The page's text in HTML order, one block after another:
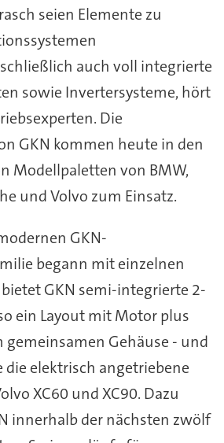
seien Elemente zu
auch voll integrierte
sowie Invertersysteme, hört
Die
GKN kommen heute in den
Modellpaletten von BMW,
und Volvo zum Einsatz.
GKN-
begann mit einzelnen
GKN semi-integrierte 2-
ein Layout mit Motor plus
gemeinsamen Gehäuse - und
die elektrisch angetriebene
XC60 und XC90. Dazu
innerhalb der nächsten zwölf